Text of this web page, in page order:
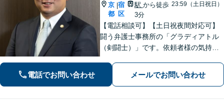
京
都
|宿
区
駅 から徒歩
3分
23:59（土日祝日）
【電話相談可】【土日祝夜間対応可】
闘う弁護士事務所の「グラディアトル
（剣闘士）」です。依頼者様の気持ち
確固たるスタイルを貫きます。離婚・
刑事事件・相続など何でもご相談くだ
電話でお問い合わせ メールでお問い合わせ